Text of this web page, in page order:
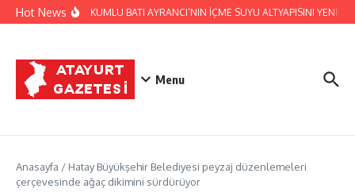
İçeriğe atla
Hot NewsHATSU, KUMLU BATI AYRANCI’NIN İÇME SUYU ALTYAPISINI
Menu
Anasayfa / Hatay Büyükşehir Belediyesi peyzaj düzenlemeleri
çerçevesinde ağaç dikimini sürdürüyor